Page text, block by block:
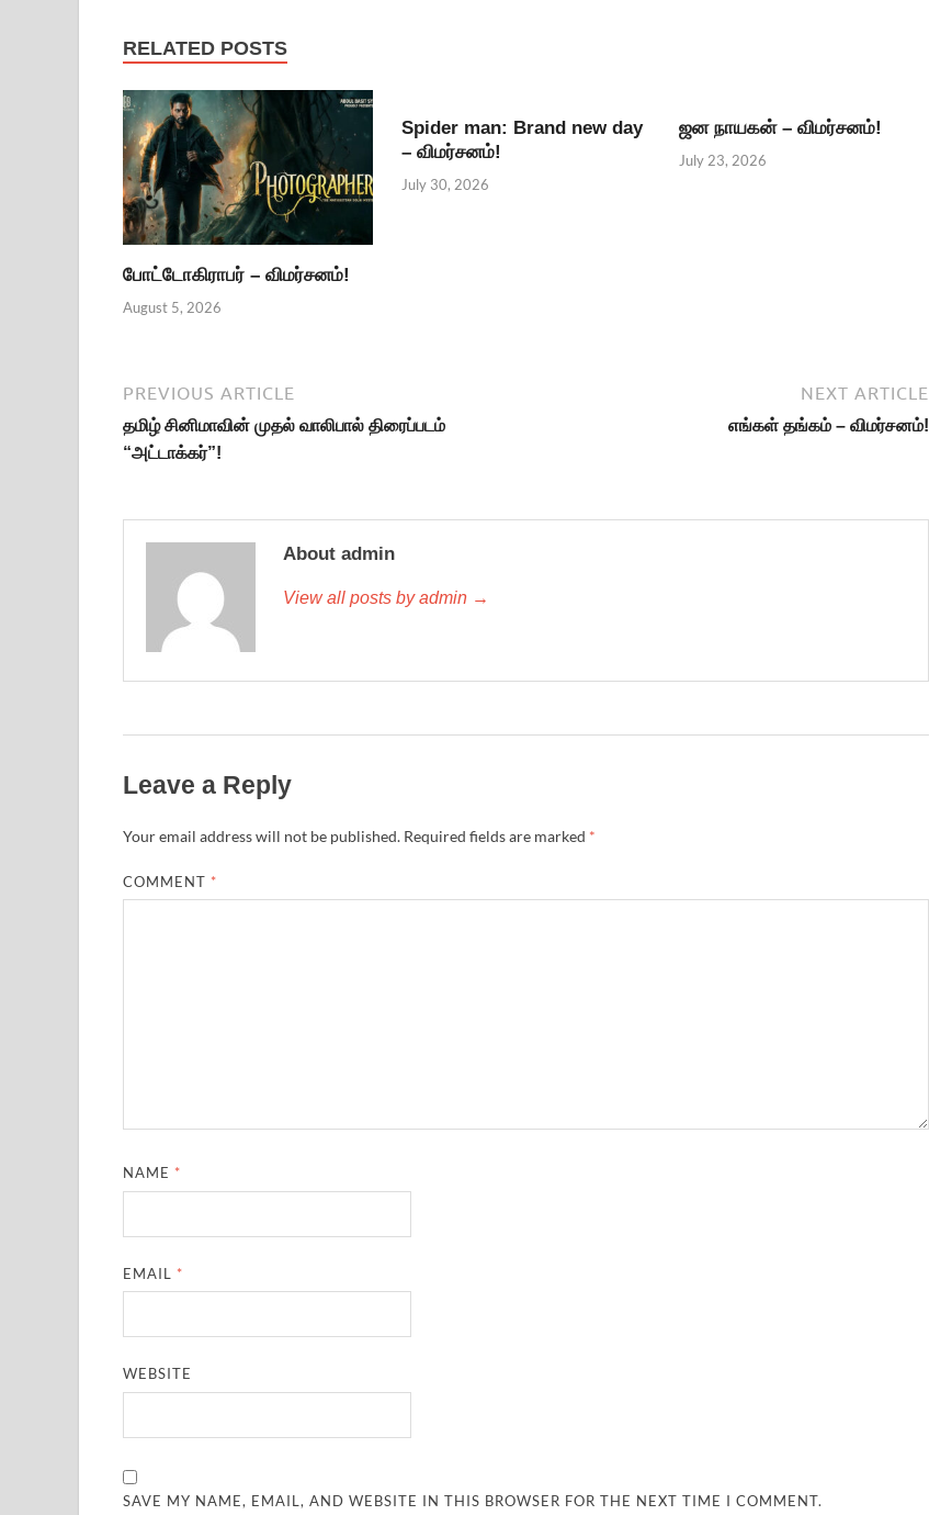
RELATED POSTS
போட்டோகிராபர் – விமர்சனம்!
August 5, 2026
Spider man: Brand new day
– விமர்சனம்!
July 30, 2026
ஜன நாயகன் – விமர்சனம்!
July 23, 2026
PREVIOUS ARTICLE
தமிழ் சினிமாவின் முதல் வாலிபால் திரைப்படம்
“அட்டாக்கர்”!
NEXT ARTICLE
எங்கள் தங்கம் – விமர்சனம்!
About admin
View all posts by admin →
Leave a Reply
Your email address will not be published. Required fields are marked *
COMMENT *
NAME *
EMAIL *
WEBSITE
SAVE MY NAME, EMAIL, AND WEBSITE IN THIS BROWSER FOR THE NEXT TIME I COMMENT.